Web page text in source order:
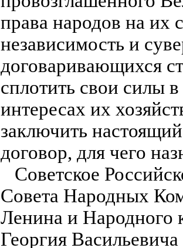
права народов на их
независимость и
договаривающихся
сплотить свои силы
интересах их
заключить
договор, для чего
Советское
Совета Народных
Ленина и Народного
Георгия